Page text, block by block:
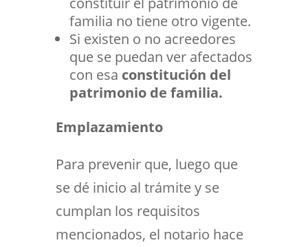
familia no tiene otro vigente.
Si existen o no acreedores
que se puedan ver afectados
con esa constitución del
patrimonio de familia.
Emplazamiento
Para prevenir que, luego que
se dé inicio al trámite y se
cumplan los requisitos
mencionados, el notario hace